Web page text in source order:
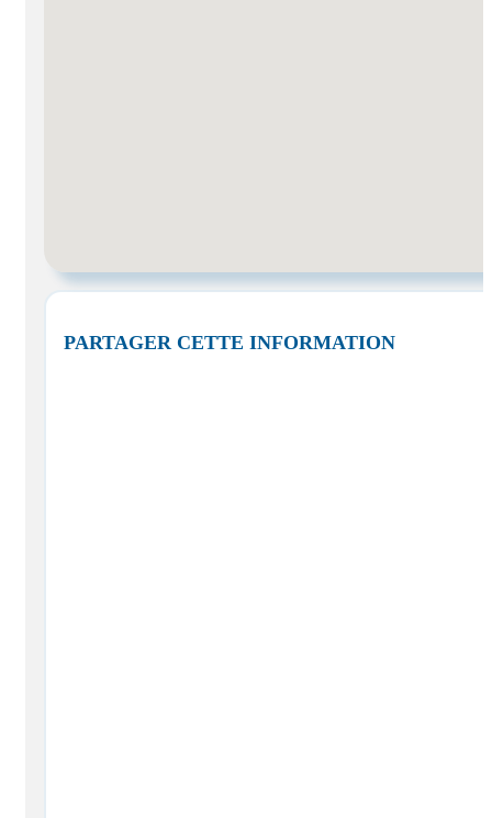
PARTAGER CETTE INFORMATION